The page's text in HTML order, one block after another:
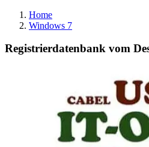
Home
Windows 7
Registrierdatenbank vom